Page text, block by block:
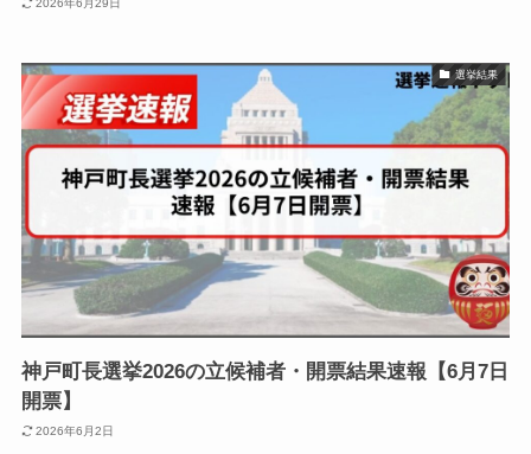
2026年6月29日
選挙結果
神戸町長選挙2026の立候補者・開票結果速報【6月7日
開票】
2026年6月2日